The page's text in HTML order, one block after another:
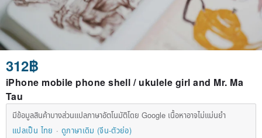
312฿
iPhone mobile phone shell / ukulele girl and Mr. Ma
Tau
มีข้อมูลสินค้าบางส่วนแปลภาษาอัตโนมัติโดย Google เนื้อหาอาจไม่แม่นยำ
แปลเป็น ไทย
ดูภาษาเดิม (จีน-ตัวย่อ)